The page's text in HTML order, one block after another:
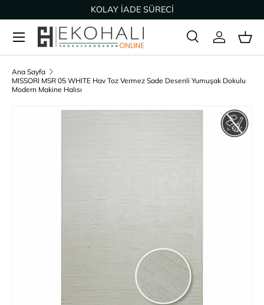
İçeriğe geç
KOLAY İADE SÜRECİ
Arama
Ürün türü
Ara Giriş Yap
Ana Sayfa
MISSORI MSR 05 WHITE Hav Toz Vermez Sade Desenli Yumuşak Dokulu
Modern Makine Halısı